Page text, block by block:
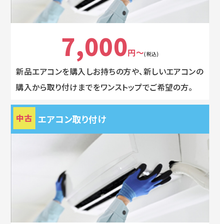
7,000円～(税込)
新品エアコンを購入しお持ちの方や、新しいエアコンの
購入から取り付けまでをワンストップでご希望の方。
中古 エアコン取り付け